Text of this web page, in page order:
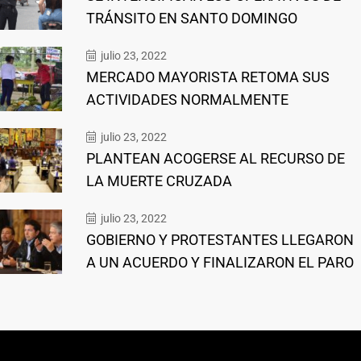
TRÁNSITO EN SANTO DOMINGO
julio 23, 2022
MERCADO MAYORISTA RETOMA SUS
ACTIVIDADES NORMALMENTE
julio 23, 2022
PLANTEAN ACOGERSE AL RECURSO DE
LA MUERTE CRUZADA
julio 23, 2022
GOBIERNO Y PROTESTANTES LLEGARON
A UN ACUERDO Y FINALIZARON EL PARO